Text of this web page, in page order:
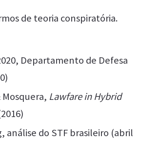
de teoria conspiratória.
Departamento de Defesa
Lawfare in Hybrid
análise do STF brasileiro (abril